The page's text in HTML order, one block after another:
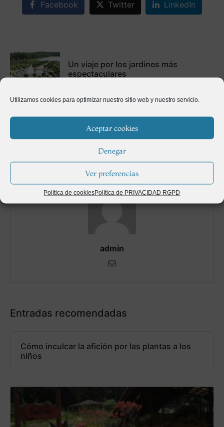
Utilizamos cookies para optimizar nuestro sitio web y nuestro servicio.
Aceptar cookies
Denegar
Ver preferencias
Política de cookiesPolítica de PRIVACIDAD RGPD
Facebook Twitter LinkedIn
Un viaje por los jardines más
espectaculares
Qué puedo plantar en el huerto en otoño
Siguiente
admin
Entradas recomendadas
Cómo inculcar la afición por las plantas a los
niños